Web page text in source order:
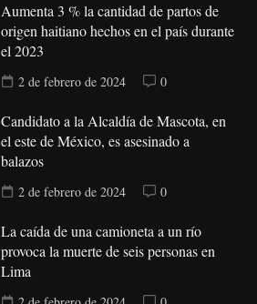
Aumenta 3 % la cantidad de partos de
origen haitiano hechos en el país durante
el 2023
2 de febrero de 2024 0
Candidato a la Alcaldía de Mascota, en
el este de México, es asesinado a
balazos
2 de febrero de 2024 0
La caída de una camioneta a un río
provoca la muerte de seis personas en
Lima